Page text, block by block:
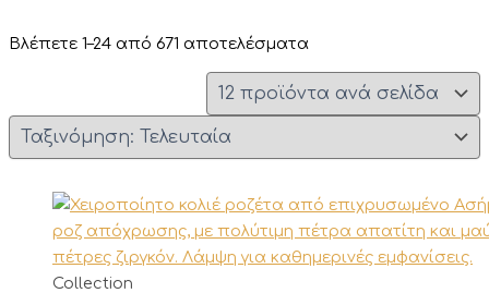
Βλέπετε 1–24 από 671 αποτελέσματα
by
latest
Collection